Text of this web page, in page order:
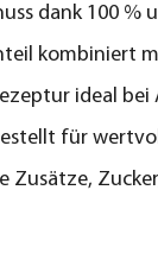
dank 100 %
kombiniert
ideal
für
Zusätze,